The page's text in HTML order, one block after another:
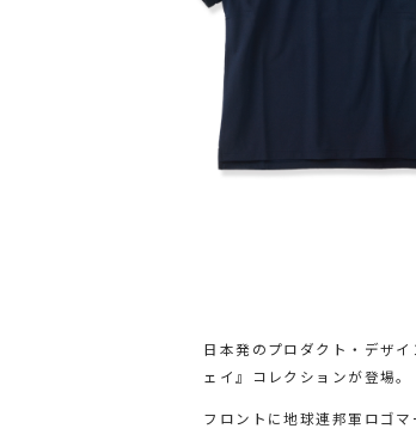
日本発のプロダクト・デザ
ェイ』コレクションが登場。
フロントに地球連邦軍ロゴ